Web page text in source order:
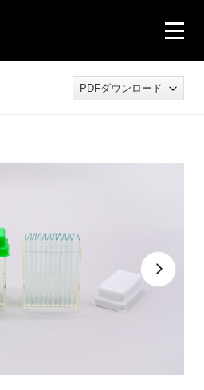
PDFダウンロード